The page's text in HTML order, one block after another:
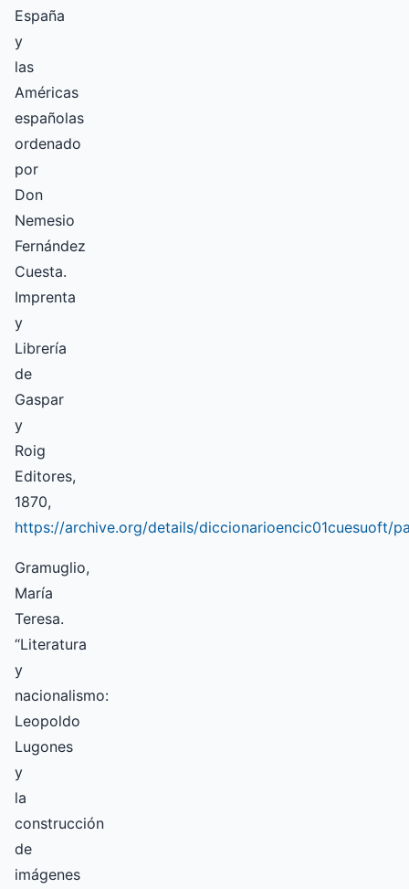
España
y
las
Américas
españolas
ordenado
por
Don
Nemesio
Fernández
Cuesta.
Imprenta
y
Librería
de
Gaspar
y
Roig
Editores,
1870,
https://archive.org/details/diccionarioencic01cuesuoft/
Gramuglio,
María
Teresa.
“Literatura
y
nacionalismo:
Leopoldo
Lugones
y
la
construcción
de
imágenes